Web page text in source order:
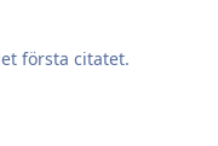
första citatet.